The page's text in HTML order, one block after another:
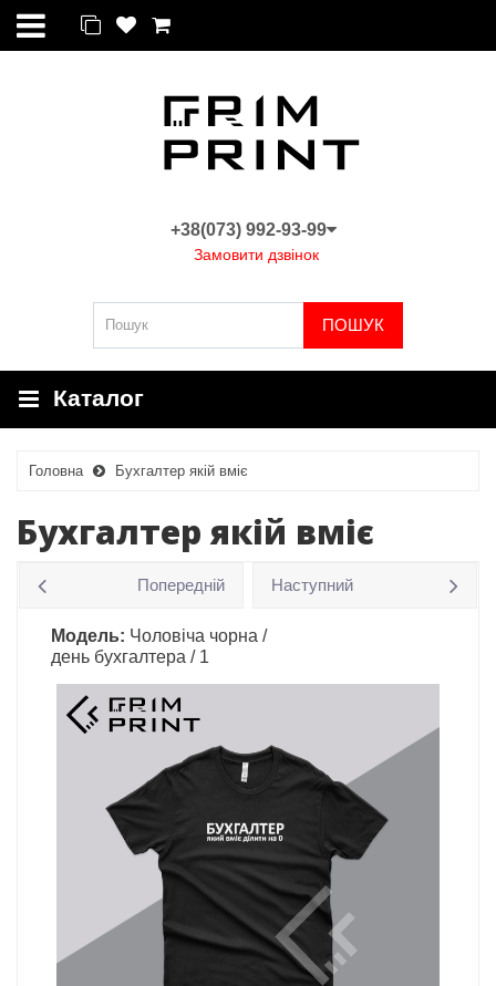
+38(073) 992-93-99
Замовити дзвінок
ПОШУК
Каталог
Головна Бухгалтер якій вміє
Бухгалтер якій вміє
Попередній Наступний
Модель: Чоловіча чорна /
день бухгалтера / 1